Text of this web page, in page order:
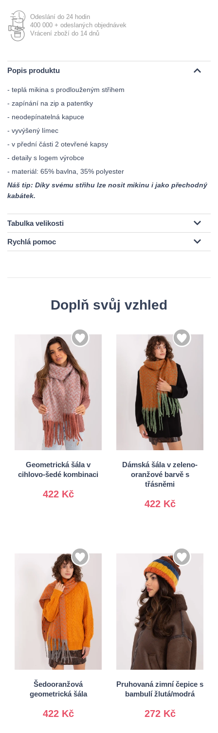
Odeslání do 24 hodin
400 000 + odeslaných objednávek
Vrácení zboží do 14 dnů
Popis produktu
- teplá mikina s prodlouženým střihem
- zapínání na zip a patentky
- neodepínatelná kapuce
- vyvýšený límec
- v přední části 2 otevřené kapsy
- detaily s logem výrobce
- materiál: 65% bavlna, 35% polyester
Náš tip: Díky svému střihu lze nosit mikinu i jako přechodný
kabátek.
Tabulka velikosti
Rychlá pomoc
Doplň svůj vzhled
Geometrická šála v
cihlovo-šedé kombinaci
422 Kč
Univerzální
Dámská šála v zeleno-
oranžové barvě s
třásněmi
422 Kč
Univerzální
Šedooranžová
geometrická šála
422 Kč
Univerzální
Pruhovaná zimní čepice s
bambulí žlutá/modrá
272 Kč
Univerzální